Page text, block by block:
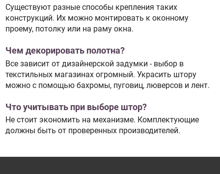
Существуют разные способы крепления таких
конструкций. Их можно монтировать к оконному
проему, потолку или на раму окна.
Чем декорировать полотна?
Все зависит от дизайнерской задумки - выбор в
текстильных магазинах огромный. Украсить штору
можно с помощью бахромы, пуговиц, люверсов и лент.
Что учитывать при выборе штор?
Не стоит экономить на механизме. Комплектующие
должны быть от проверенных производителей.